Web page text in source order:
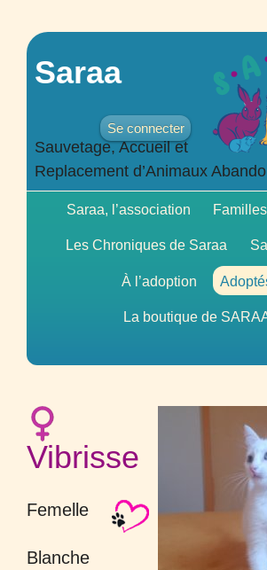
Saraa
Se connecter
Sauvetage, Accueil et
Replacement d’Animaux
Saraa, l’association
Les Chroniques de Saraa
À l’adoption
La boutique de
Vibrisse
Femelle
Blanche